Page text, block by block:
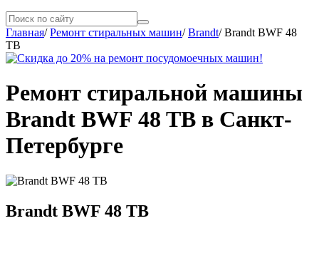
Главная/Ремонт стиральных машин/Brandt/Brandt BWF 48
TB
Ремонт стиральной машины
Brandt BWF 48 TB в Санкт-
Петербурге
Brandt BWF 48 TB